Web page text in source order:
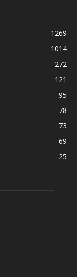
1269
1014
272
121
95
78
73
69
25